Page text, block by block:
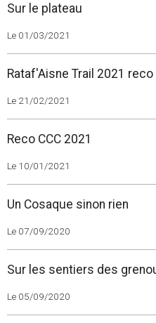
Sur le plateau
Le 01/03/2021
Rataf'Aisne Trail 2021 reco
Le 21/02/2021
Reco CCC 2021
Le 10/01/2021
Un Cosaque sinon rien
Le 07/09/2020
Sur les sentiers des
Le 05/09/2020